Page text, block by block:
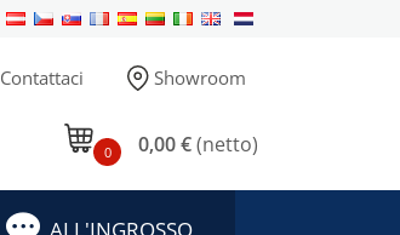
Contattaci Showroom
0 0,00 €(netto)
ALL'INGROSSO